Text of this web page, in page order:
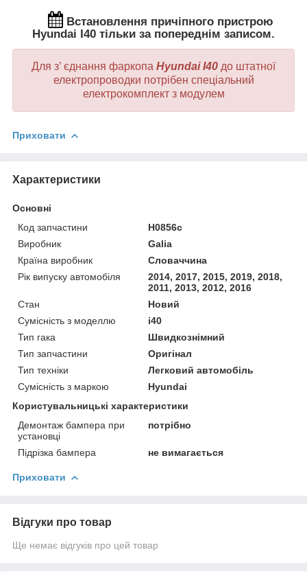
Встановлення причіпного пристрою
Hyundai I40 тільки за попереднім записом.
Для з’ єднання фаркопа Hyundai I40 до штатної
електропроводки потрібен спеціальний
електрокомплектз модулем
Приховати
Характеристики
Основні
Код запчастини
H0856c
Виробник
Galia
Країна виробник
Словаччина
Рік випуску автомобіля
2014, 2017, 2015, 2019, 2018,
2011, 2013, 2012, 2016
Стан
Новий
Сумісність з моделлю
i40
Тип гака
Швидкознімний
Тип запчастини
Оригінал
Тип техніки
Легковий автомобіль
Сумісність з маркою
Hyundai
Користувальницькі характеристики
Демонтаж бампера при
установці
потрібно
Підрізка бампера не вимагається
Приховати
Відгуки про товар
Ще немає відгуків про цей товар